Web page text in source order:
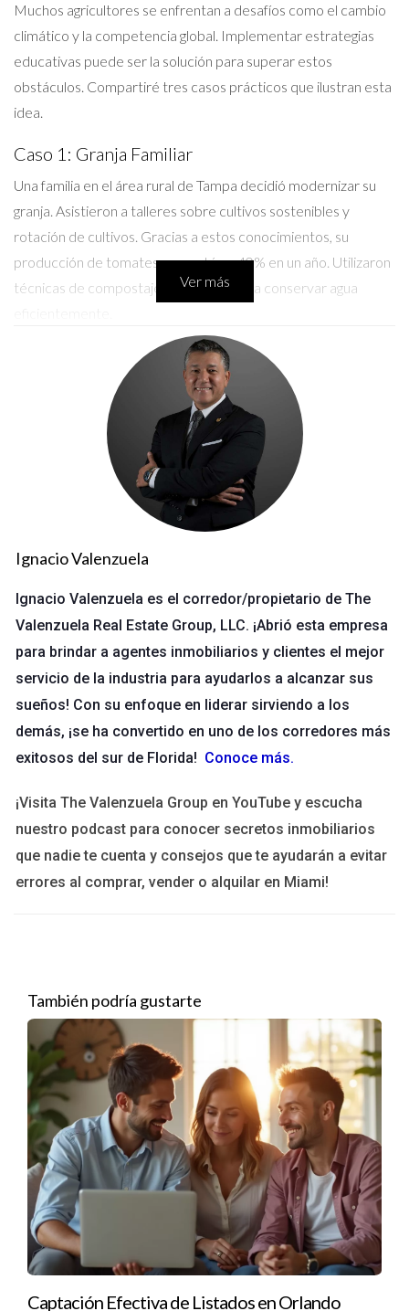
Muchos agricultores se enfrentan a desafíos como el cambio
climático y la competencia global. Implementar estrategias
educativas puede ser la solución para superar estos
obstáculos. Compartiré tres casos prácticos que ilustran esta
idea.
Caso 1: Granja Familiar
Una familia en el área rural de Tampa decidió modernizar su
granja. Asistieron a talleres sobre cultivos sostenibles y
rotación de cultivos. Gracias a estos conocimientos, su
producción de tomates aumentó un 40% en un año. Utilizaron
técnicas de compostaje y aprendieron a conservar agua
Te invito a explorar cómo pequeñas mejoras
pueden hacer una gran diferencia en tu
producción.
Caso 2: Cultivo Urbano
En el corazón de Tampa, un grupo de jóvenes inició un
proyecto de cultivo urbano. Con formación en hidroponía,
crecieron rápidamente al asociarse con restaurantes locales
que valoran productos frescos.
LLAMA AHORA
Si estás interesado en aprender sobre cultivo
urbano, ¡no dudes en contactarme!
Una empresa local que vende productos orgánicos asistió a
seminarios sobre marketing digital. Aprendieron a utilizar las
redes sociales para atraer más clientes. Su facturación se
duplicó en menos de seis meses, gracias a una mejor
Preguntas Frecuentes
¿Qué es la educación estratégica?
Es un enfoque que busca mejorar procesos y resultados
mediante la capacitación específica en áreas relevantes para
el negocio.
¿Cómo puedo implementar estas estrategias?
Puedes buscar talleres, seminarios o cursos online
relacionados con tu área de trabajo. La práctica constante es
clave.
Ver más
Ignacio Valenzuela
Ignacio Valenzuela es el corredor/propietario de The
Valenzuela Real Estate Group, LLC. ¡Abrió esta empresa
para brindar a agentes inmobiliarios y clientes el mejor
servicio de la industria para ayudarlos a alcanzar sus
sueños! Con su enfoque en liderar sirviendo a los
demás, ¡se ha convertido en uno de los corredores más
exitosos del sur de Florida! Conoce más.
¡Visita The Valenzuela Group en YouTube y escucha
nuestro podcast para conocer secretos inmobiliarios
que nadie te cuenta y consejos que te ayudarán a evitar
errores al comprar, vender o alquilar en Miami!
También podría gustarte
Captación Efectiva de Listados en Orlando